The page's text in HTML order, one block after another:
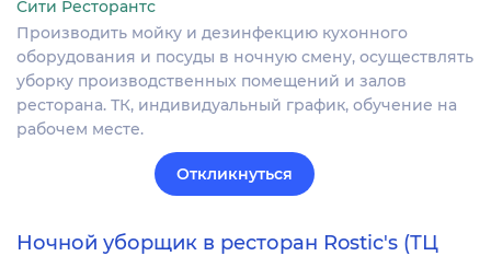
Сити Ресторантс
Производить мойку и дезинфекцию кухонного
оборудования и посуды в ночную смену, осуществлять
уборку производственных помещений и залов
ресторана. ТК, индивидуальный график, обучение на
рабочем месте.
Откликнуться
Ночной уборщик в ресторан Rostic's (ТЦ